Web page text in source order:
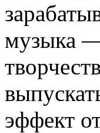
музыка —
эффект